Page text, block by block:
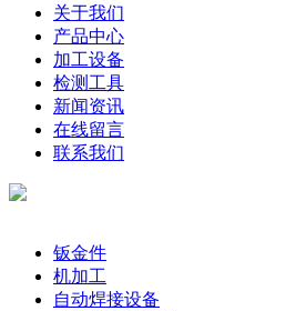
关于我们
产品中心
加工设备
检测工具
新闻资讯
在线留言
联系我们
钣金件
机加工
自动焊接设备